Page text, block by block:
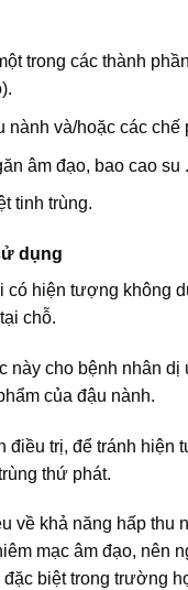
trong các thành
nành và/hoặc các chế
âm đạo, bao cao su .
tinh trùng.
dụng
có hiện tượng không
chỗ.
này cho bệnh nhân
của đậu nành.
điều trị, để tránh hiện
thứ phát.
về khả năng hấp thu
mạc âm đạo, nên
biệt trong trường